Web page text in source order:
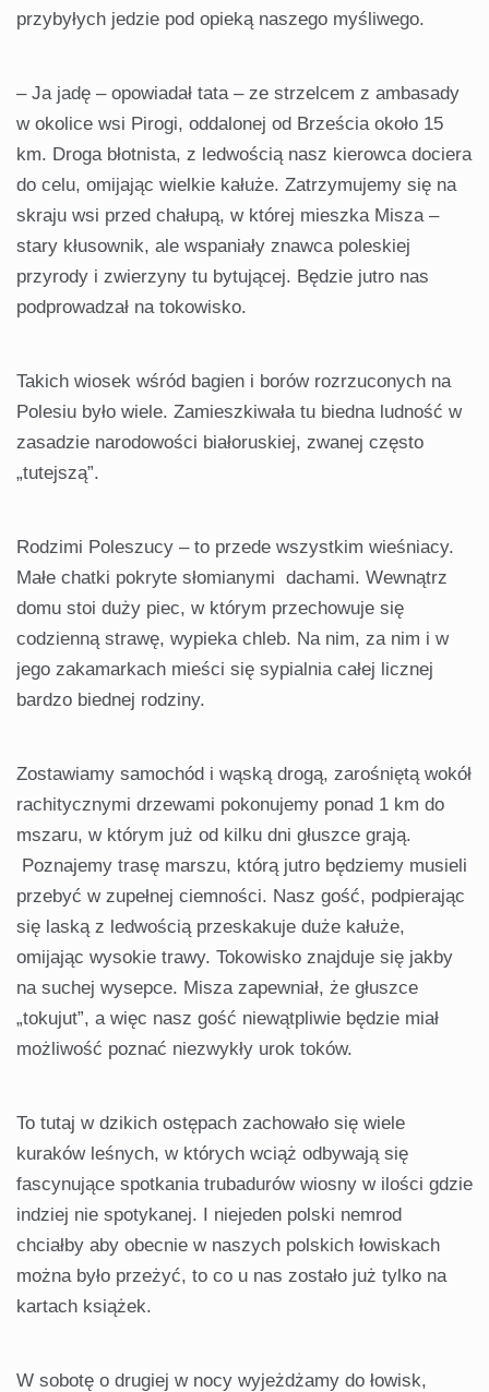
przybyłych jedzie pod opieką naszego myśliwego.
– Ja jadę – opowiadał tata – ze strzelcem z ambasady
w okolice wsi Pirogi, oddalonej od Brześcia około 15
km. Droga błotnista, z ledwością nasz kierowca dociera
do celu, omijając wielkie kałuże. Zatrzymujemy się na
skraju wsi przed chałupą, w której mieszka Misza –
stary kłusownik, ale wspaniały znawca poleskiej
przyrody i zwierzyny tu bytującej. Będzie jutro nas
podprowadzał na tokowisko.
Takich wiosek wśród bagien i borów rozrzuconych na
Polesiu było wiele. Zamieszkiwała tu biedna ludność w
zasadzie narodowości białoruskiej, zwanej często
„tutejszą”.
Rodzimi Poleszucy – to przede wszystkim wieśniacy.
Małe chatki pokryte słomianymi dachami. Wewnątrz
domu stoi duży piec, w którym przechowuje się
codzienną strawę, wypieka chleb. Na nim, za nim i w
jego zakamarkach mieści się sypialnia całej licznej
bardzo biednej rodziny.
Zostawiamy samochód i wąską drogą, zarośniętą wokół
rachitycznymi drzewami pokonujemy ponad 1 km do
mszaru, w którym już od kilku dni głuszce grają.
Poznajemy trasę marszu, którą jutro będziemy musieli
przebyć w zupełnej ciemności. Nasz gość, podpierając
się laską z ledwością przeskakuje duże kałuże,
omijając wysokie trawy. Tokowisko znajduje się jakby
na suchej wysepce. Misza zapewniał, że głuszce
„tokujut”, a więc nasz gość niewątpliwie będzie miał
możliwość poznać niezwykły urok toków.
To tutaj w dzikich ostępach zachowało się wiele
kuraków leśnych, w których wciąż odbywają się
fascynujące spotkania trubadurów wiosny w ilości gdzie
indziej nie spotykanej. I niejeden polski nemrod
chciałby aby obecnie w naszych polskich łowiskach
można było przeżyć, to co u nas zostało już tylko na
kartach książek.
W sobotę o drugiej w nocy wyjeżdżamy do łowisk,